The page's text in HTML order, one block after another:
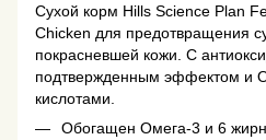
Сухой корм Hills Science Plan
Chicken для предотвращения
покрасневшей кожи. С
подтвержденным эффектом и
кислотами.
Обогащен Омега-3 и 6